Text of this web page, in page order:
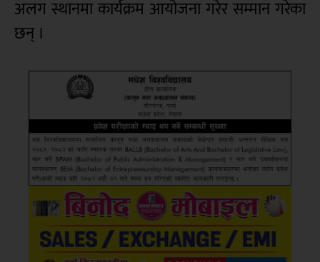
अलग स्थानमा कार्यक्रम आयोजना गरेर सम्मान गरेका
छन् ।